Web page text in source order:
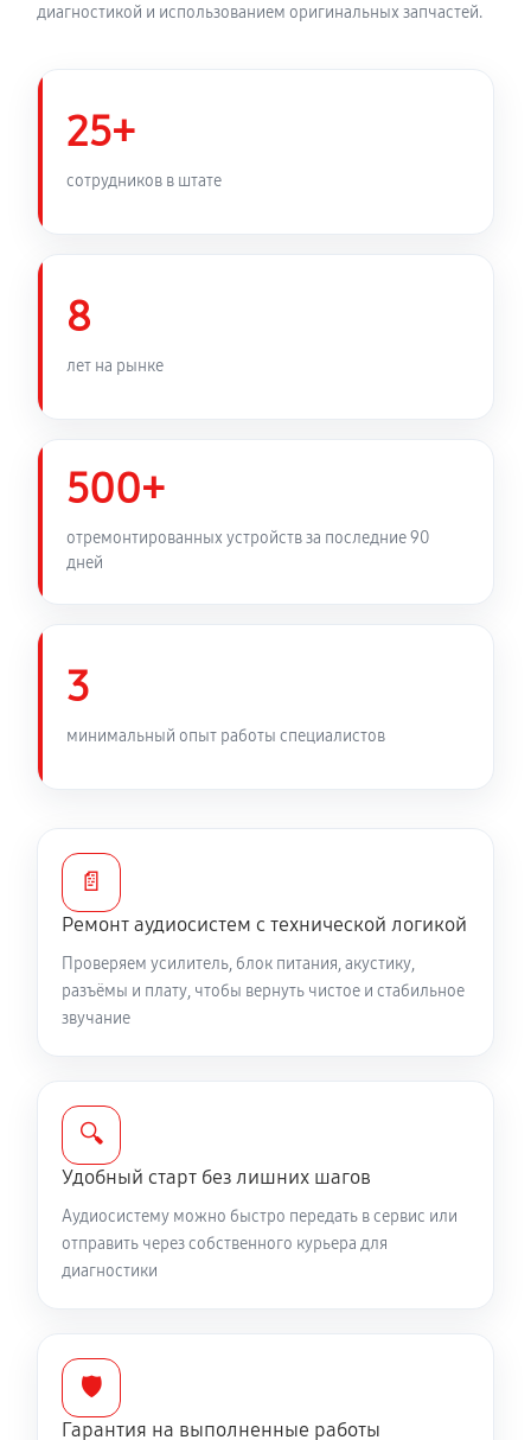
Обновление ПО аудиосистемы LG BH6530T
Замена корпуса аудиосистемы LG BH6530T
диагностикой и использованием оригинальных запчастей.
25+
сотрудников в штате
8
лет на рынке
500+
отремонтированных устройств за последние 90
дней
3
минимальный опыт работы специалистов
📄
Ремонт аудиосистем с технической логикой
Проверяем усилитель, блок питания, акустику,
разъёмы и плату, чтобы вернуть чистое и стабильное
звучание
🔍
Удобный старт без лишних шагов
Аудиосистему можно быстро передать в сервис или
отправить через собственного курьера для
диагностики
🛡️
Гарантия на выполненные работы